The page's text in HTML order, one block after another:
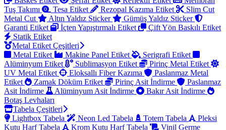
Tuş Takımı
Tesa Etiket Rezopal Kazıma Etiket
Slim Cut
Metal Cut
Altın Yaldız Sticker
Gümüş Yaldız Sticker
Garanti Etiket
İçten Yapıştırmalı Etiket
Çift Yön Baskılı Etiket
Statik Etiket
Metal Etiket Çeşitleri
Metal Etiket
Makine Panel Etiket
Serigrafi Etiket
Alüminyum Etiket
Sublimasyon Etiket
Pirinç Metal Etiket
UV Metal Etiket
Eloksallı Fiber Kazıma
Paslanmaz Metal
Etiket
Zamak Döküm Etiket Pirinç Asit İndirme
Paslanmaz
Asit İndirme
Alüminyum Asit İndirme
Bakır Asit İndirme
Botaş Levhaları
Tabela Çeşitleri
Lightbox Tabela
Neon Led Tabela Totem Tabela
Pleksi
Kutu Harf Tabela
Krom Kutu Harf Tabela
Vinil Germe